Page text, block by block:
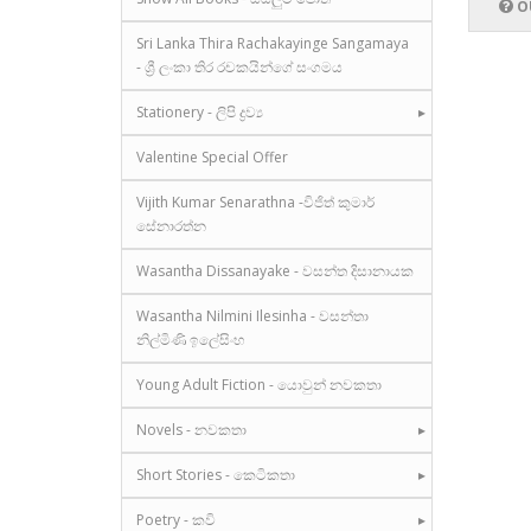
Sri Lanka Thira Rachakayinge Sangamaya
- ශ්‍රී ලංකා තිර රචකයින්ගේ සංගමය
Stationery - ලිපි ද්‍රව්‍ය
Valentine Special Offer
Vijith Kumar Senarathna -විජිත් කුමාර්
සේනාරත්න
Wasantha Dissanayake - වසන්ත දිසානායක
Wasantha Nilmini Ilesinha - වසන්තා
නිල්මිණි ඉලේසිංහ
Young Adult Fiction - යොවුන් නවකතා
Novels - නවකතා
Short Stories - කෙටිකතා
Poetry - කවි